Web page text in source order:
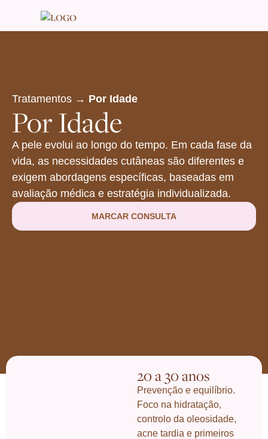
Tratamentos → Por Idade
Por Idade
A pele evolui ao longo do tempo. Em cada fase da
vida, as necessidades cutâneas são diferentes e
exigem abordagens específicas, baseadas em
avaliação médica e estratégia individualizada.
MARCAR CONSULTA
20 a 30 anos
Prevenção e equilíbrio.
Foco na hidratação,
controlo da oleosidade,
acne tardia e primeiros